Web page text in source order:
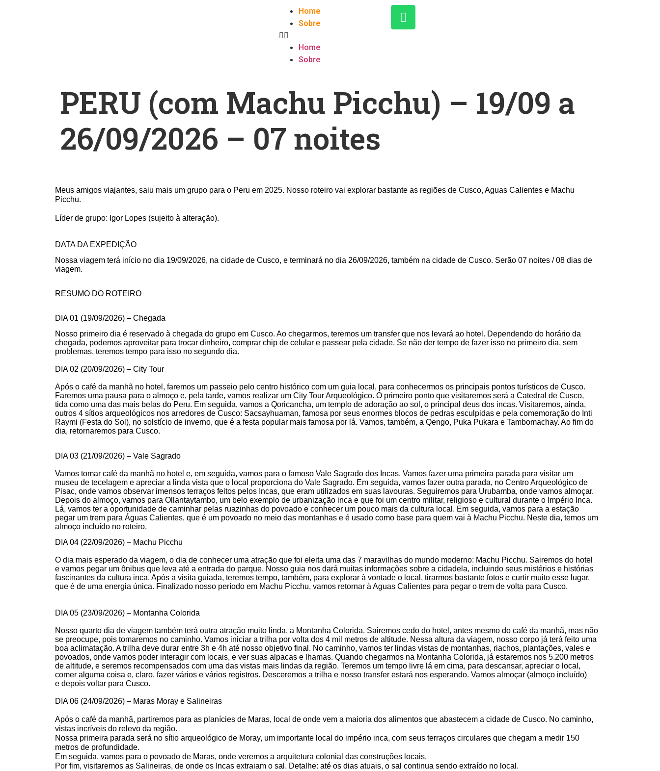
Home
Sobre
Home
Sobre
PERU (com Machu Picchu) – 19/09 a
26/09/2026 – 07 noites
Meus amigos viajantes, saiu mais um grupo para o Peru em 2025. Nosso roteiro vai explorar bastante as regiões de Cusco, Aguas Calientes e Machu
Picchu.
Líder de grupo: Igor Lopes (sujeito à alteração).
DATA DA EXPEDIÇÃO
Nossa viagem terá início no dia 19/09/2026, na cidade de Cusco, e terminará no dia 26/09/2026, também na cidade de Cusco. Serão 07 noites / 08 dias de
viagem.
RESUMO DO ROTEIRO
DIA 01 (19/09/2026) – Chegada
Nosso primeiro dia é reservado à chegada do grupo em Cusco. Ao chegarmos, teremos um transfer que nos levará ao hotel. Dependendo do horário da
chegada, podemos aproveitar para trocar dinheiro, comprar chip de celular e passear pela cidade. Se não der tempo de fazer isso no primeiro dia, sem
problemas, teremos tempo para isso no segundo dia.
DIA 02 (20/09/2026) – City Tour
Após o café da manhã no hotel, faremos um passeio pelo centro histórico com um guia local, para conhecermos os principais pontos turísticos de Cusco.
Faremos uma pausa para o almoço e, pela tarde, vamos realizar um City Tour Arqueológico. O primeiro ponto que visitaremos será a Catedral de Cusco,
tida como uma das mais belas do Peru. Em seguida, vamos a Qoricancha, um templo de adoração ao sol, o principal deus dos incas. Visitaremos, ainda,
outros 4 sítios arqueológicos nos arredores de Cusco: Sacsayhuaman, famosa por seus enormes blocos de pedras esculpidas e pela comemoração do Inti
Raymi (Festa do Sol), no solstício de inverno, que é a festa popular mais famosa por lá. Vamos, também, a Qengo, Puka Pukara e Tambomachay. Ao fim do
dia, retornaremos para Cusco.
DIA 03 (21/09/2026) – Vale Sagrado
Vamos tomar café da manhã no hotel e, em seguida, vamos para o famoso Vale Sagrado dos Incas. Vamos fazer uma primeira parada para visitar um
museu de tecelagem e apreciar a linda vista que o local proporciona do Vale Sagrado. Em seguida, vamos fazer outra parada, no Centro Arqueológico de
Pisac, onde vamos observar imensos terraços feitos pelos Incas, que eram utilizados em suas lavouras. Seguiremos para Urubamba, onde vamos almoçar.
Depois do almoço, vamos para Ollantaytambo, um belo exemplo de urbanização inca e que foi um centro militar, religioso e cultural durante o Império Inca.
Lá, vamos ter a oportunidade de caminhar pelas ruazinhas do povoado e conhecer um pouco mais da cultura local. Em seguida, vamos para a estação
pegar um trem para Águas Calientes, que é um povoado no meio das montanhas e é usado como base para quem vai à Machu Picchu. Neste dia, temos um
almoço incluído no roteiro.
DIA 04 (22/09/2026) – Machu Picchu
O dia mais esperado da viagem, o dia de conhecer uma atração que foi eleita uma das 7 maravilhas do mundo moderno: Machu Picchu. Sairemos do hotel
e vamos pegar um ônibus que leva até a entrada do parque. Nosso guia nos dará muitas informações sobre a cidadela, incluindo seus mistérios e histórias
fascinantes da cultura inca. Após a visita guiada, teremos tempo, também, para explorar à vontade o local, tirarmos bastante fotos e curtir muito esse lugar,
que é de uma energia única. Finalizado nosso período em Machu Picchu, vamos retornar à Aguas Calientes para pegar o trem de volta para Cusco.
DIA 05 (23/09/2026) – Montanha Colorida
Nosso quarto dia de viagem também terá outra atração muito linda, a Montanha Colorida. Sairemos cedo do hotel, antes mesmo do café da manhã, mas não
se preocupe, pois tomaremos no caminho. Vamos iniciar a trilha por volta dos 4 mil metros de altitude. Nessa altura da viagem, nosso corpo já terá feito uma
boa aclimatação. A trilha deve durar entre 3h e 4h até nosso objetivo final. No caminho, vamos ter lindas vistas de montanhas, riachos, plantações, vales e
povoados, onde vamos poder interagir com locais, e ver suas alpacas e lhamas. Quando chegarmos na Montanha Colorida, já estaremos nos 5.200 metros
de altitude, e seremos recompensados com uma das vistas mais lindas da região. Teremos um tempo livre lá em cima, para descansar, apreciar o local,
comer alguma coisa e, claro, fazer vários e vários registros. Desceremos a trilha e nosso transfer estará nos esperando. Vamos almoçar (almoço incluído)
e depois voltar para Cusco.
DIA 06 (24/09/2026) – Maras Moray e Salineiras
Após o café da manhã, partiremos para as planícies de Maras, local de onde vem a maioria dos alimentos que abastecem a cidade de Cusco. No caminho,
vistas incríveis do relevo da região.
Nossa primeira parada será no sítio arqueológico de Moray, um importante local do império inca, com seus terraços circulares que chegam a medir 150
metros de profundidade.
Em seguida, vamos para o povoado de Maras, onde veremos a arquitetura colonial das construções locais.
Por fim, visitaremos as Salineiras, de onde os Incas extraiam o sal. Detalhe: até os dias atuais, o sal continua sendo extraído no local.